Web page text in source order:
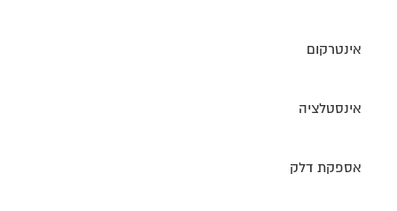
אינטרקום
אינסטלציה
אספקת דלק